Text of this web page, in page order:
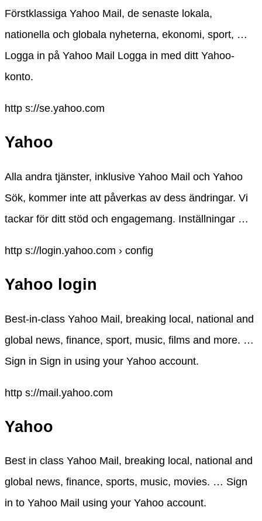
Förstklassiga Yahoo Mail, de senaste lokala,
nationella och globala nyheterna, ekonomi, sport, …
Logga in på Yahoo Mail Logga in med ditt Yahoo-
konto.
http s://se.yahoo.com
Yahoo
Alla andra tjänster, inklusive Yahoo Mail och Yahoo
Sök, kommer inte att påverkas av dess ändringar. Vi
tackar för ditt stöd och engagemang. Inställningar …
http s://login.yahoo.com › config
Yahoo login
Best-in-class Yahoo Mail, breaking local, national and
global news, finance, sport, music, films and more. …
Sign in Sign in using your Yahoo account.
http s://mail.yahoo.com
Yahoo
Best in class Yahoo Mail, breaking local, national and
global news, finance, sports, music, movies. … Sign
in to Yahoo Mail using your Yahoo account.